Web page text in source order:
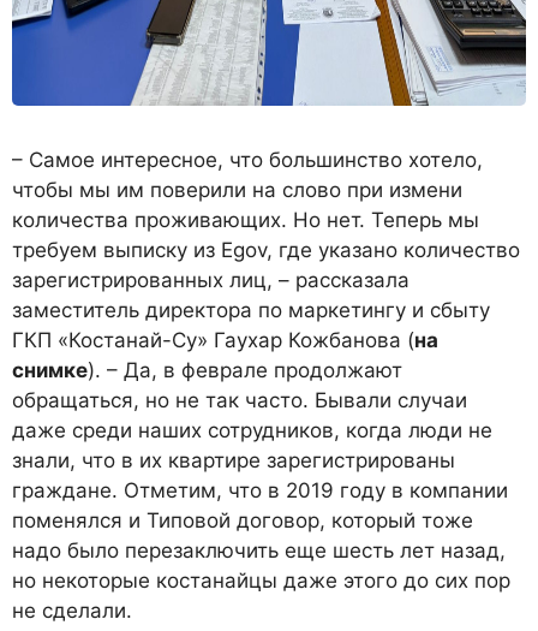
– Самое интересное, что большинство хотело,
чтобы мы им поверили на слово при измени
количества проживающих. Но нет. Теперь мы
требуем выписку из Egov, где указано количество
зарегистрированных лиц, – рассказала
заместитель директора по маркетингу и сбыту
ГКП «Костанай-Су» Гаухар Кожбанова (на
снимке). – Да, в феврале продолжают
обращаться, но не так часто. Бывали случаи
даже среди наших сотрудников, когда люди не
знали, что в их квартире зарегистрированы
граждане. Отметим, что в 2019 году в компании
поменялся и Типовой договор, который тоже
надо было перезаключить еще шесть лет назад,
но некоторые костанайцы даже этого до сих пор
не сделали.